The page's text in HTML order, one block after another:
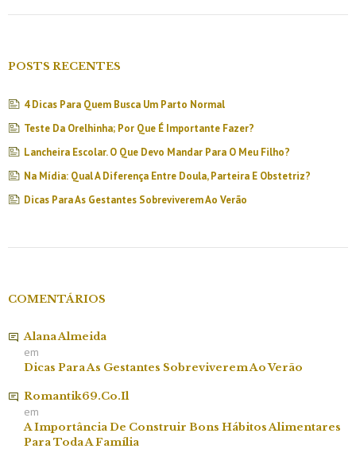
POSTS RECENTES
4 Dicas Para Quem Busca Um Parto Normal
Teste Da Orelhinha; Por Que É Importante Fazer?
Lancheira Escolar. O Que Devo Mandar Para O Meu Filho?
Na Mídia: Qual A Diferença Entre Doula, Parteira E Obstetriz?
Dicas Para As Gestantes Sobreviverem Ao Verão
COMENTÁRIOS
Alana Almeida
em
Dicas Para As Gestantes Sobreviverem Ao Verão
Romantik69.co.il
em
A Importância De Construir Bons Hábitos Alimentares
Para Toda A Família